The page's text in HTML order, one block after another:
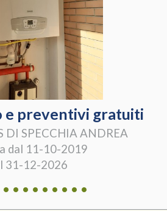
e preventivi gratuiti
DI SPECCHIA ANDREA
dal 11-10-2019
31-12-2026